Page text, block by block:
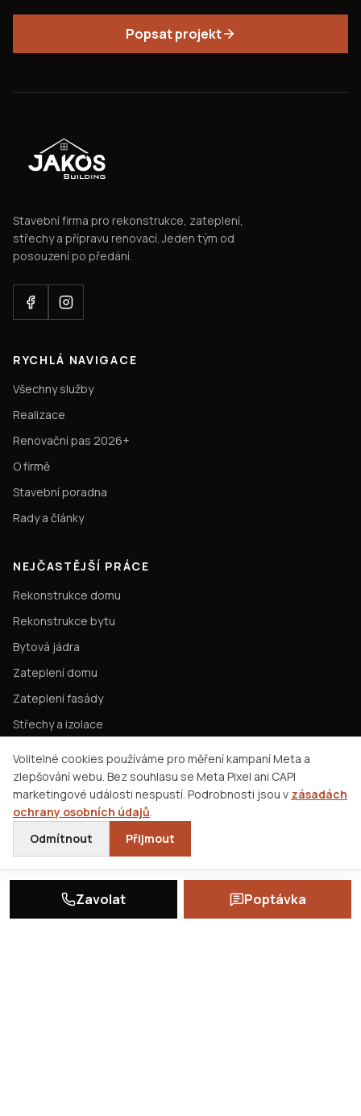
Popsat projekt
Stavební firma pro rekonstrukce, zateplení,
střechy a přípravu renovací. Jeden tým od
posouzení po předání.
RYCHLÁ NAVIGACE
Všechny služby
Realizace
Renovační pas 2026+
O firmě
Stavební poradna
Rady a články
NEJČASTĚJŠÍ PRÁCE
Rekonstrukce domu
Rekonstrukce bytu
Bytová jádra
Zateplení domu
Zateplení fasády
Střechy a izolace
Bourací práce
Výkopové práce
KONTAKT
+420 607 001 087
info@jakosbuilding.cz
Jugoslávská 1739/32
Volitelné cookies používáme pro měření kampaní Meta a
zlepšování webu. Bez souhlasu se Meta Pixel ani CAPI
marketingové události nespustí. Podrobnosti jsou v zásadách
ochrany osobních údajů.
Odmítnout
Přijmout
Zavolat Poptávka